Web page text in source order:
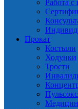
Работа
Прокат
Костыли
Ходунки
Трости